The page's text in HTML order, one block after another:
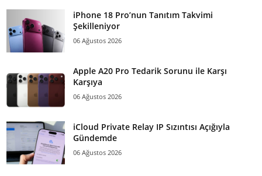
iPhone 18 Pro’nun Tanıtım Takvimi
Şekilleniyor
06 Ağustos 2026
Apple A20 Pro Tedarik Sorunu ile Karşı
Karşıya
06 Ağustos 2026
iCloud Private Relay IP Sızıntısı Açığıyla
Gündemde
06 Ağustos 2026